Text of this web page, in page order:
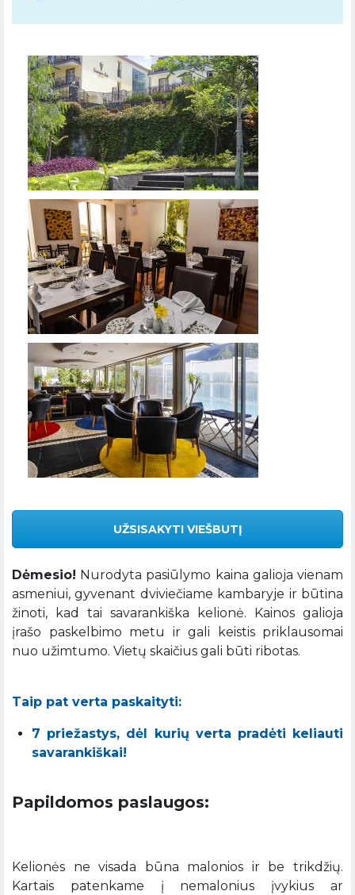
UŽSISAKYTI VIEŠBUTĮ
Dėmesio! Nurodyta pasiūlymo kaina galioja vienam
asmeniui, gyvenant dviviečiame kambaryje ir būtina
žinoti, kad tai savarankiška kelionė. Kainos galioja
įrašo paskelbimo metu ir gali keistis priklausomai
nuo užimtumo. Vietų skaičius gali būti ribotas.
Taip pat verta paskaityti:
7 priežastys, dėl kurių verta pradėti keliauti
savarankiškai!
Papildomos paslaugos:
Kelionės ne visada būna malonios ir be trikdžių.
Kartais patenkame į nemalonius įvykius ar